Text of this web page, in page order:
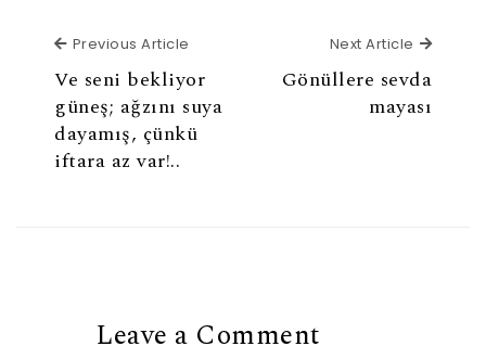
Previous Article
Ve seni bekliyor
güneş; ağzını suya
dayamış, çünkü
iftara az var!..
Next Article Next
Gönüllere sevda
mayası
Leave a Comment